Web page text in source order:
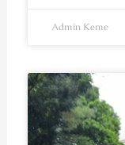
Admin Keme